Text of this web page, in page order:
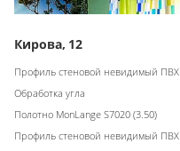
Кирова, 12
Профиль стеновой невидимый ПВХ
Обработка угла
Полотно MonLange S7020 (3.50)
Профиль стеновой невидимый ПВХ